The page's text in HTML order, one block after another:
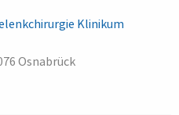
Klinikum
Osnabrück